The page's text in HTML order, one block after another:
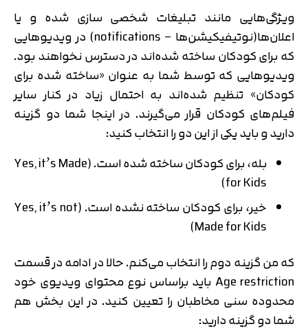
ویژگی‌هایی مانند تبلیغات شخصی سازی شده و یا
اعلان‌ها(نوتیفیکیشن‌ها – notifications) در ویدیوهایی
که برای کودکان ساخته شده‌اند در دسترس نخواهند بود.
ویدیوهایی که توسط شما به عنوان «ساخته شده برای
کودکان» تنظیم شده‌اند به احتمال زیاد در کنار سایر
فیلم‌های کودکان قرار می‌گیرند. در اینجا شما دو گزینه
دارید و باید یکی از این دو را انتخاب کنید:
بله، برای کودکان ساخته شده است. (Yes, it’s Made
for Kids)
خیر، برای کودکان ساخته نشده است. (Yes, it’s not
Made for Kids)
که من گزینه دوم را انتخاب می‌کنم. حالا در ادامه در قسمت
Age restriction باید براساس نوع محتوای ویدیوی خود
محدوده سنی مخاطبان را تعیین کنید. در این بخش هم
شما دو گزینه دارید: